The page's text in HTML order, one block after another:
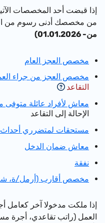
إذا قبضت أحد المخصصات
من مخصصك أدنى رسوم من
من- 01.01.2026)
مخصص العجز العام
مخصص العجز من جراء
التقاعد
معاش لأفراد عائلة متوفى
الإحالة إلى التقاعد
مستحقات لمتضرري أحداث
معاش ضمان الدخل
نفقة
مخصص أقارب (أرمل/ة، شريك/
إذا ملكت مدخولا آخر كعامل
العمل (راتب تقاعدي، أجرة